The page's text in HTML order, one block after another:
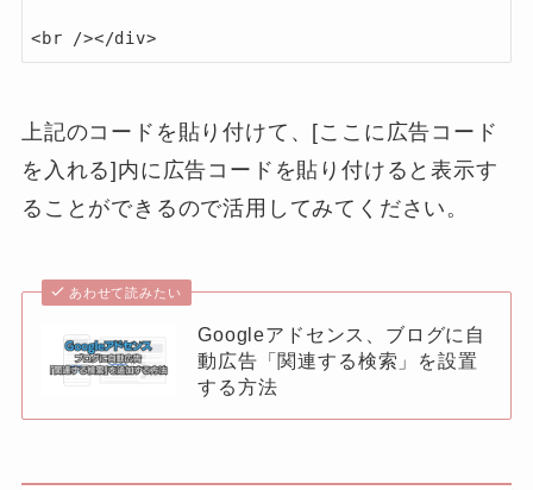
上記のコードを貼り付けて、[ここに広告コード
を入れる]内に広告コードを貼り付けると表示す
ることができるので活用してみてください。
あわせて読みたい
Googleアドセンス、ブログに自
動広告「関連する検索」を設置
する方法